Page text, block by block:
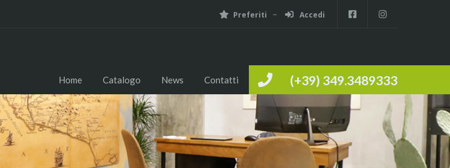
Preferiti Accedi
(+39) 349.3489333
Home Catalogo News Contatti